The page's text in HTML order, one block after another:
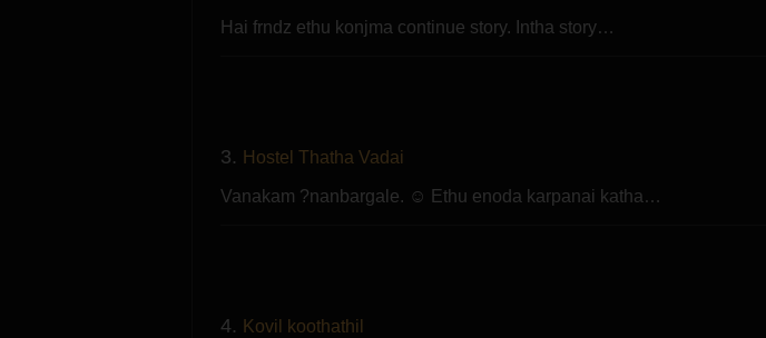
Hai frndz ethu konjma continue story. Intha story…
3. Hostel Thatha Vadai
Vanakam ?nanbargale. ☺️ Ethu enoda karpanai katha…
4. Kovil koothathil